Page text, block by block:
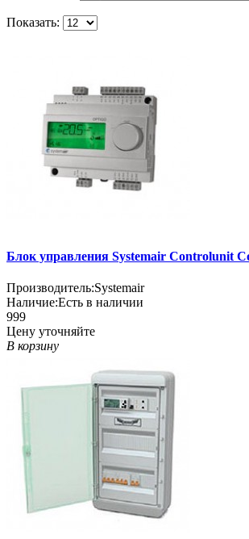
Показать:
Блок управления Systemair Controlunit
Производитель:Systemair
Наличие:Есть в наличии
999
Цену уточняйте
В корзину